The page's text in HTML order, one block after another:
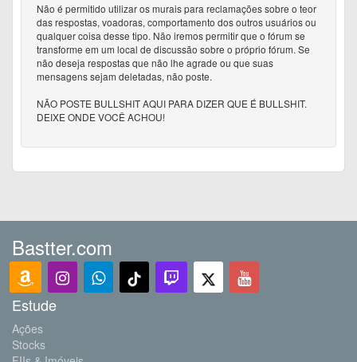
Não é permitido utilizar os murais para reclamações sobre o teor
das respostas, voadoras, comportamento dos outros usuários ou
qualquer coisa desse tipo. Não iremos permitir que o fórum se
transforme em um local de discussão sobre o próprio fórum. Se
não deseja respostas que não lhe agrade ou que suas
mensagens sejam deletadas, não poste.
NÃO POSTE BULLSHIT AQUI PARA DIZER QUE É BULLSHIT.
DEIXE ONDE VOCÊ ACHOU!
Bastter.com
Estude
Ações
Stocks